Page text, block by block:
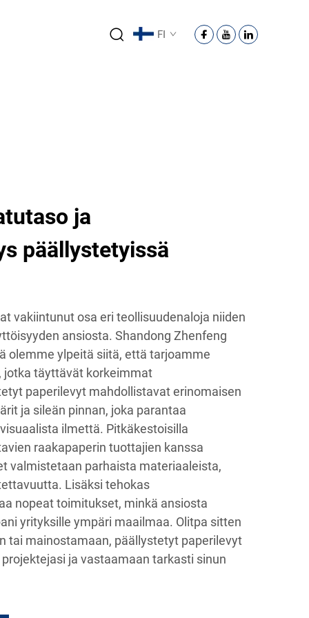
FI
ja
päällystetyissä
vakiintunut osa eri teollisuudenaloja niiden
ansiosta. Shandong Zhenfeng
olemme ylpeitä siitä, että tarjoamme
jotka täyttävät korkeimmat
paperilevyt mahdollistavat erinomaisen
ja sileän pinnan, joka parantaa
ilmettä. Pitkäkestoisilla
raakapaperin tuottajien kanssa
valmistetaan parhaista materiaaleista,
Lisäksi tehokas
nopeat toimitukset, minkä ansiosta
yrityksille ympäri maailmaa. Olitpa sitten
tai mainostamaan, päällystetyt paperilevyt
ja vastaamaan tarkasti sinun